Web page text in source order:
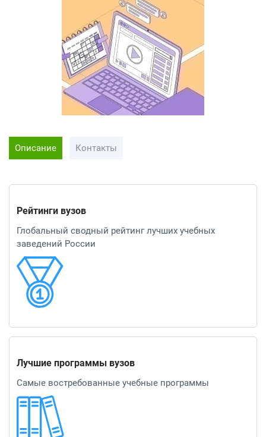
Описание Контакты
Рейтинги вузов
Глобальный сводный рейтинг лучших учебных
заведений России
Лучшие программы вузов
Самые востребованные учебные программы